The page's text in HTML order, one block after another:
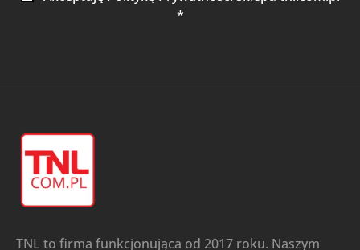
*
TNL to firma funkcjonująca od 2017 roku. Naszym